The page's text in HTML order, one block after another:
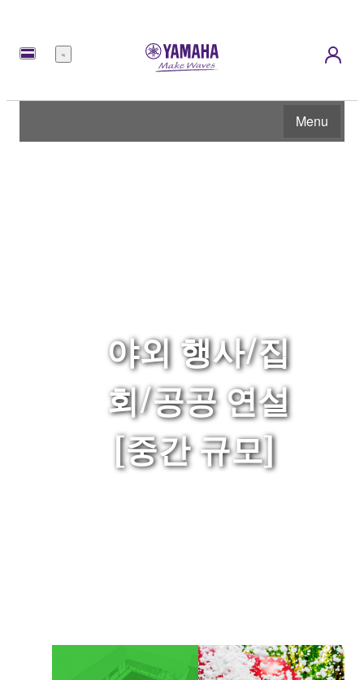
메
Menu
야외 행사/집
회/공공 연설
[중간 규모]